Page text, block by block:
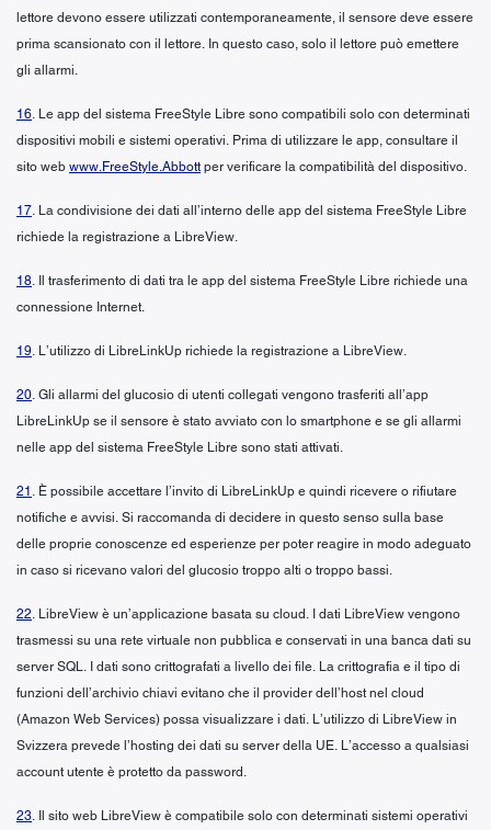
lettore devono essere utilizzati contemporaneamente, il sensore deve essere
prima scansionato con il lettore. In questo caso, solo il lettore può emettere
gli allarmi.
16. Le app del sistema FreeStyle Libre sono compatibili solo con determinati
dispositivi mobili e sistemi operativi. Prima di utilizzare le app, consultare il
sito web www.FreeStyle.Abbott per verificare la compatibilità del dispositivo.
17. La condivisione dei dati all’interno delle app del sistema FreeStyle Libre
richiede la registrazione a LibreView.
18. Il trasferimento di dati tra le app del sistema FreeStyle Libre richiede una
connessione Internet.
19. L’utilizzo di LibreLinkUp richiede la registrazione a LibreView.
20. Gli allarmi del glucosio di utenti collegati vengono trasferiti all’app
LibreLinkUp se il sensore è stato avviato con lo smartphone e se gli allarmi
nelle app del sistema FreeStyle Libre sono stati attivati.
21 . È possibile accettare l’invito di LibreLinkUp e quindi ricevere o rifiutare
notifiche e avvisi. Si raccomanda di decidere in questo senso sulla base
delle proprie conoscenze ed esperienze per poter reagire in modo adeguato
in caso si ricevano valori del glucosio troppo alti o troppo bassi.
22. LibreView è un’applicazione basata su cloud. I dati LibreView vengono
trasmessi su una rete virtuale non pubblica e conservati in una banca dati su
server SQL. I dati sono crittografati a livello dei file. La crittografia e il tipo di
funzioni dell’archivio chiavi evitano che il provider dell’host nel cloud
(Amazon Web Services) possa visualizzare i dati. L’utilizzo di LibreView in
Svizzera prevede l’hosting dei dati su server della UE. L’accesso a qualsiasi
account utente è protetto da password.
23. Il sito web LibreView è compatibile solo con determinati sistemi operativi